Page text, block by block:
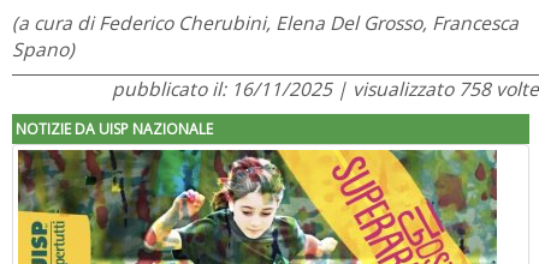
(a cura di Federico Cherubini, Elena Del Grosso, Francesca
Spano)
pubblicato il: 16/11/2025 | visualizzato 758 volte
NOTIZIE DA UISP NAZIONALE